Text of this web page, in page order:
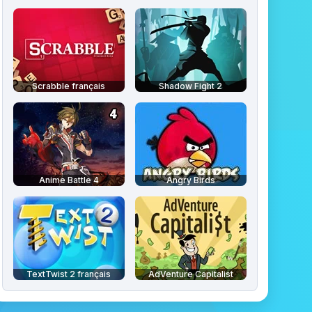
Scrabble français Shadow Fight 2
Anime Battle 4 Angry Birds
TextTwist 2 français AdVenture Capitalist